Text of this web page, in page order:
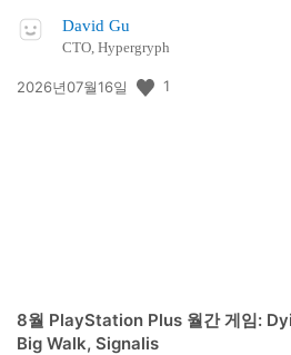
David Gu
CTO, Hypergryph
공
2026년07월16일 1
8월 PlayStation Plus 월간 게임:
Big Walk, Signalis